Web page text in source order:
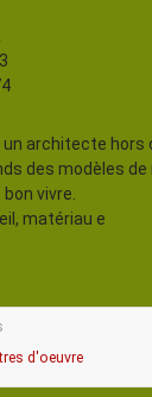
un architecte hors
des modèles
vivre.
matériau e
d'oeuvre